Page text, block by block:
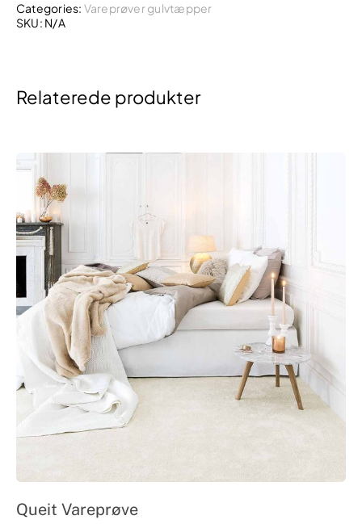
Categories: Vareprøver gulvtæpper
SKU: N/A
Relaterede produkter
Queit Vareprøve